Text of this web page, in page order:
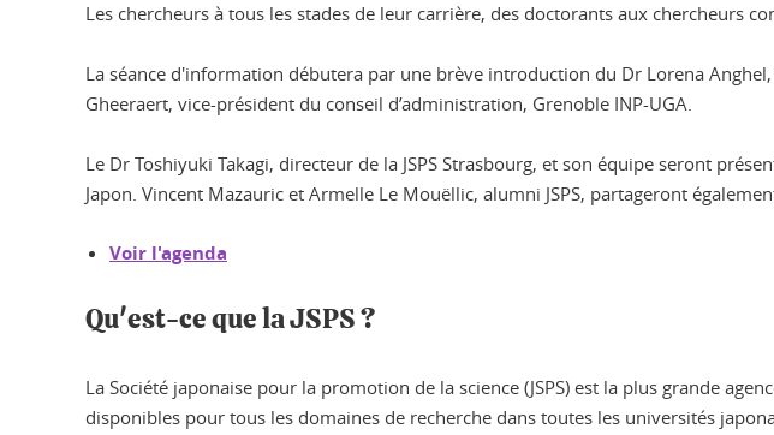
Les chercheurs à tous les stades de leur carrière, des doctorants aux chercheurs
La séance d'information débutera par une brève introduction du Dr Lorena
Gheeraert, vice-président du conseil d’administration, Grenoble INP-UGA.
Le Dr Toshiyuki Takagi, directeur de la JSPS Strasbourg, et son équipe seront
Japon. Vincent Mazauric et Armelle Le Mouëllic, alumni JSPS, partageront
Voir l'agenda
Qu'est-ce que la JSPS ?
La Société japonaise pour la promotion de la science (JSPS) est la plus grande
disponibles pour tous les domaines de recherche dans toutes les universités